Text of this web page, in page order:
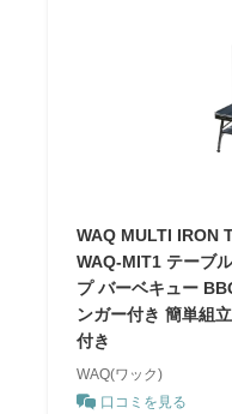
WAQ MULTI IRON
WAQ-MIT1 テーブ
プ バーベキュー
ンガー付き 簡単組
付き
WAQ(ワック)
口コミを見る